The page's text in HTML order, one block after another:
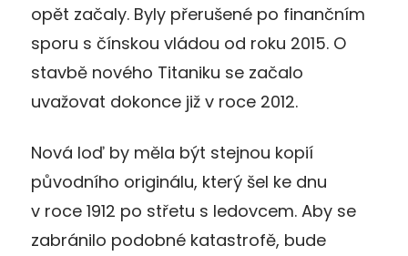
opět začaly. Byly přerušené po finančním
sporu s čínskou vládou od roku 2015. O
stavbě nového Titaniku se začalo
uvažovat dokonce již v roce 2012.
Nová loď by měla být stejnou kopií
původního originálu, který šel ke dnu
v roce 1912 po střetu s ledovcem. Aby se
zabránilo podobné katastrofě, bude